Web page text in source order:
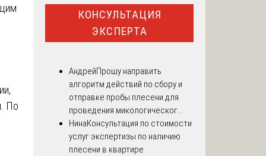
По
КОНСУЛЬТАЦИЯ
ЭКСПЕРТА
АндрейПрошу направить
алгоритм действий по сбору и
отправке пробы плесени для
проведения микологическог...
НинаКонсультация по стоимости
услуг экспертизы по наличию
плесени в квартире